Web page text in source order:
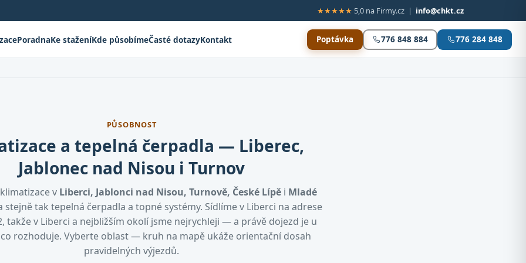
★★★★★ 5,0 na Firmy.cz | info@chkt.cz
PoradnaKe staženíKde působímeČasté dotazyKontakt Poptávka 776 848 884 776 284 848
PŮSOBNOST
a tepelná čerpadla — Liberec,
Jablonec nad Nisou i Turnov
v Liberci, Jablonci nad Nisou, Turnově, České Lípě i Mladé
tak tepelná čerpadla a topné systémy. Sídlíme v Liberci na adrese
takže v Liberci a nejbližším okolí jsme nejrychleji — a právě dojezd je u
rozhoduje. Vyberte oblast — kruh na mapě ukáže orientační dosah
pravidelných výjezdů.